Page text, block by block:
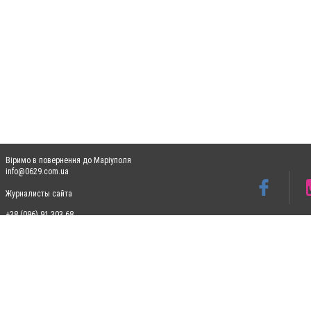
Віримо в повернення до Маріуполя
info@0629.com.ua
Журналисты сайта
+38 (096) 91 303 68